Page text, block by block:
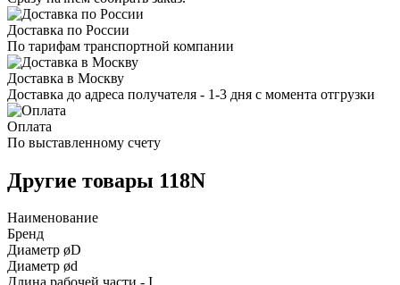
Доставка по России
По тарифам транспортной компании
Доставка в Москву
Доставка до адреса получателя - 1-3 дня с момента отгрузки
Оплата
По выставленному счету
Другие товары 118N
Наименование
Бренд
Диаметр øD
Диаметр ød